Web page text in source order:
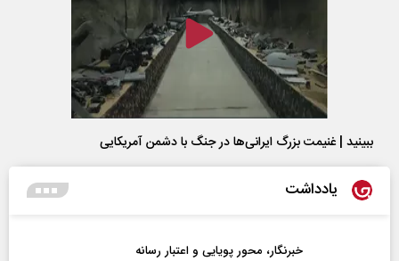
ببینید | غنیمت بزرگ ایرانی‌ها در جنگ با دشمن آمریکایی
یادداشت
خبرنگار، محور پویایی و اعتبار رسانه